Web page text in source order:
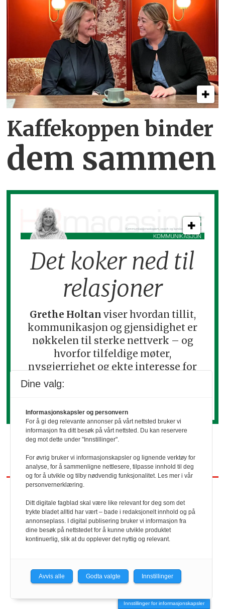
Kaffekoppen binder
dem sammen
Det koker ned til
relasjoner
Grethe Holtan viser hvordan tillit,
kommunikasjon og gjensidighet er
nøkkelen til sterke nettverk – og
hvorfor tilfeldige møter,
nysgjerrighet og ekte interesse for
andre kan skape muligheter langt
REDAKTØR
HRmagasinet/hrmagasinet.no
901 98 440
Innstillinger for informasjonskapsler
Dine valg:
Informasjonskapsler og personvern
For å gi deg relevante annonser på vårt nettsted bruker vi
informasjon fra ditt besøk på vårt nettsted. Du kan reservere
deg mot dette under "Innstillinger".
For øvrig bruker vi informasjonskapsler og lignende verktøy for
analyse, for å sammenligne nettlesere, tilpasse innhold til deg
og for å utvikle og tilby nødvendig funksjonalitet. Les mer i vår
personvernerklæring.
Ditt digitale fagblad skal være like relevant for deg som det
trykte bladet alltid har vært – bade i redaksjonelt innhold og på
annonseplass. I digital publisering bruker vi informasjon fra
dine besøk på nettstedet for å kunne utvikle produktet
kontinuerlig, slik at du opplever det nyttig og relevant.
Avvis alle Godta valgte Innstillinger